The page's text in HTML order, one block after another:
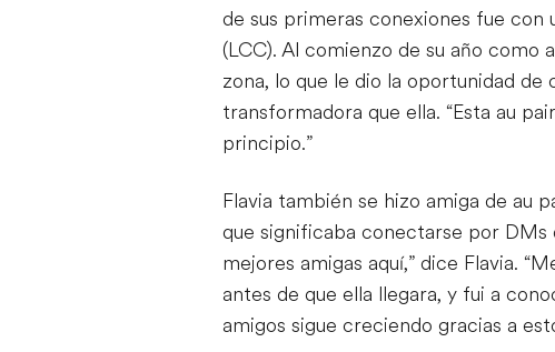
de sus primeras conexiones fue con
(LCC). Al comienzo de su año como
zona, lo que le dio la oportunidad
transformadora que ella. “Esta au
principio.”
Flavia también se hizo amiga de au
que significaba conectarse por DMs
mejores amigas aquí,” dice Flavia.
antes de que ella llegara, y fui a
amigos sigue creciendo gracias a